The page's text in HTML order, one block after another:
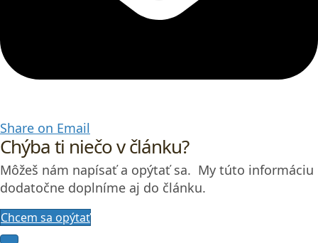
Share on Email
Chýba ti niečo v článku?
Môžeš nám napísať a opýtať sa. My túto informáciu
dodatočne doplníme aj do článku.
Chcem sa opýtať